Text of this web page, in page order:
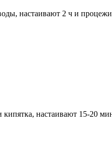
настаивают 2 ч и
настаивают 15-20